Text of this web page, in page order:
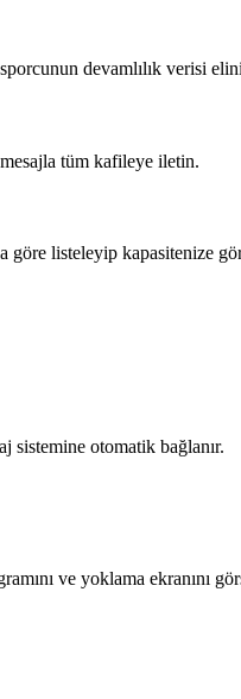
devamlılık verisi
tüm kafileye iletin.
göre listeleyip kapasitenize
otomatik bağlanır.
ve yoklama ekranını